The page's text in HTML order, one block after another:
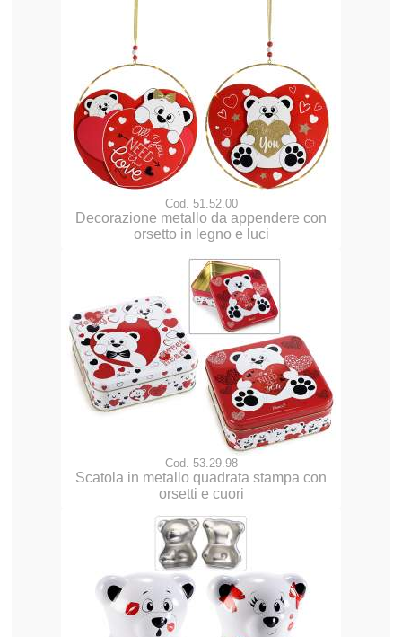
Cod. 51.52.00
Decorazione metallo da appendere con
orsetto in legno e luci
Cod. 53.29.98
Scatola in metallo quadrata stampa con
orsetti e cuori